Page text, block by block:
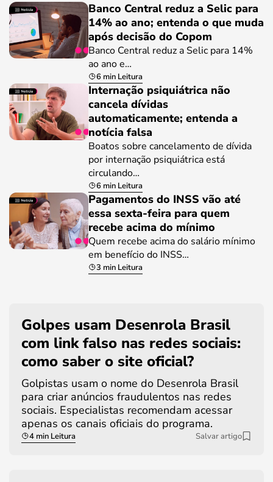
Banco Central reduz a Selic para
14% ao ano; entenda o que muda
após decisão do Copom
Banco Central reduz a Selic para 14%
ao ano e…
6 min Leitura
Internação psiquiátrica não
cancela dívidas
automaticamente; entenda a
notícia falsa
Boatos sobre cancelamento de dívida
por internação psiquiátrica está
circulando…
6 min Leitura
Pagamentos do INSS vão até
essa sexta-feira para quem
recebe acima do mínimo
Quem recebe acima do salário mínimo
em benefício do INSS…
3 min Leitura
Golpes usam Desenrola Brasil
com link falso nas redes sociais:
como saber o site oficial?
Golpistas usam o nome do Desenrola Brasil
para criar anúncios fraudulentos nas redes
sociais. Especialistas recomendam acessar
apenas os canais oficiais do programa.
4 min Leitura Salvar artigo